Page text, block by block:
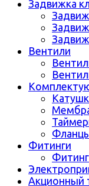
Задвижка
Вентили
Фитинги
Акционный